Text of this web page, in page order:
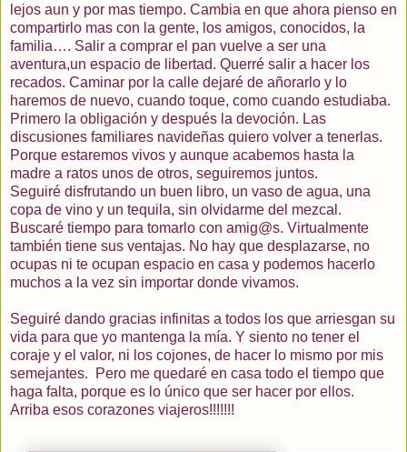
lejos aun y por mas tiempo. Cambia en que ahora pienso en
compartirlo mas con la gente, los amigos, conocidos, la
familia…. Salir a comprar el pan vuelve a ser una
aventura,un espacio de libertad. Querré salir a hacer los
recados. Caminar por la calle dejaré de añorarlo y lo
haremos de nuevo, cuando toque, como cuando estudiaba.
Primero la obligación y después la devoción. Las
discusiones familiares navideñas quiero volver a tenerlas.
Porque estaremos vivos y aunque acabemos hasta la
madre a ratos unos de otros, seguiremos juntos.
Seguiré disfrutando un buen libro, un vaso de agua, una
copa de vino y un tequila, sin olvidarme del mezcal.
Buscaré tiempo para tomarlo con amig@s. Virtualmente
también tiene sus ventajas. No hay que desplazarse, no
ocupas ni te ocupan espacio en casa y podemos hacerlo
muchos a la vez sin importar donde vivamos.
Seguiré dando gracias infinitas a todos los que arriesgan su
vida para que yo mantenga la mía. Y siento no tener el
coraje y el valor, ni los cojones, de hacer lo mismo por mis
semejantes.
Pero me quedaré en casa todo el tiempo que
haga falta, porque es lo único que ser hacer por ellos.
Arriba esos corazones viajeros!!!!!!!